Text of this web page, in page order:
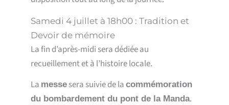
Samedi 4 juillet à 18h00 : Tradition et
Devoir de mémoire
La fin d’après-midi sera dédiée au
recueillement et à l’histoire locale.
La messe sera suivie de la commémoration
du bombardement du pont de la Manda.